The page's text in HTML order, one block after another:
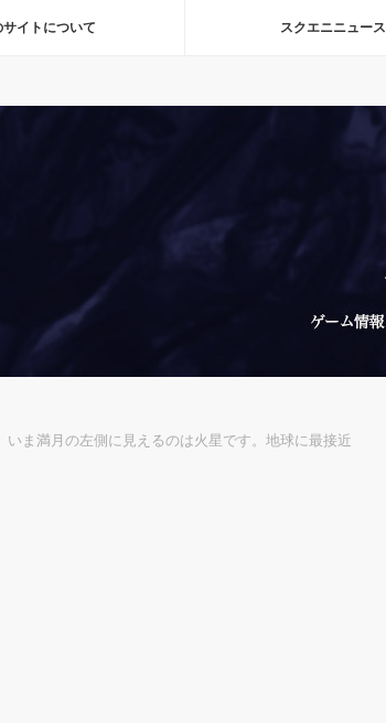
サイトについて スクエニニュース
いま満月の左側に見えるのは火星です。地球に最接近